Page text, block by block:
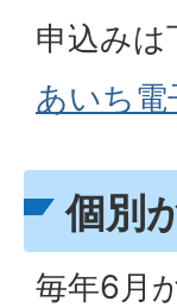
申込みは
あいち電
個別
毎年6月